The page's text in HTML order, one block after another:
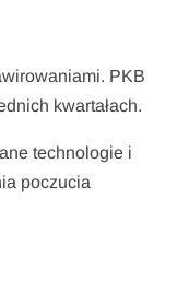
PKB
kwartałach.
technologie i
poczucia